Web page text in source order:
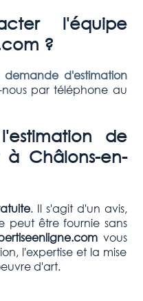
l'équipe
?
d'estimation
par téléphone au
de
à Châlons-en-
. Il s'agit d'un avis,
peut être fournie sans
vous
l'expertise et la mise
d'art.